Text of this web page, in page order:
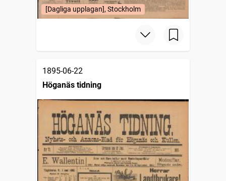
[Dagliga upplagan], Stockholm
1895-06-22
Höganäs tidning